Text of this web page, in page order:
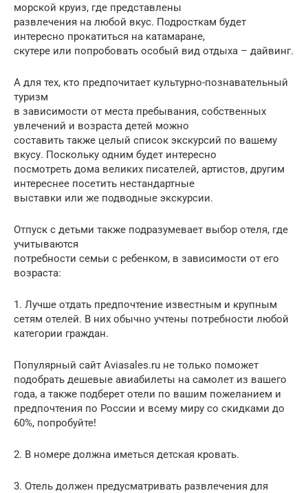
морской круиз, где представлены
развлечения на любой вкус. Подросткам будет
интересно прокатиться на катамаране,
скутере или попробовать особый вид отдыха – дайвинг.
А для тех, кто предпочитает культурно-познавательный
туризм
в зависимости от места пребывания, собственных
увлечений и возраста детей можно
составить также целый список экскурсий по вашему
вкусу. Поскольку одним будет интересно
посмотреть дома великих писателей, артистов, другим
интереснее посетить нестандартные
выставки или же подводные экскурсии.
Отпуск с детьми также подразумевает выбор отеля, где
учитываются
потребности семьи с ребенком, в зависимости от его
возраста:
1. Лучше отдать предпочтение известным и крупным
сетям отелей. В них обычно учтены потребности любой
категории граждан.
Популярный сайт Aviasales.ru не только поможет
подобрать дешевые авиабилеты на самолет из вашего
года, а также подберет отели по вашим пожеланием и
предпочтения по России и всему миру со скидками до
60%, попробуйте!
2. В номере должна иметься детская кровать.
3. Отель должен предусматривать развлечения для